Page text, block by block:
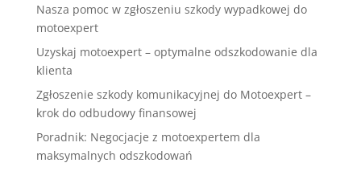
Nasza pomoc w zgłoszeniu szkody wypadkowej do
motoexpert
Uzyskaj motoexpert – optymalne odszkodowanie dla
klienta
Zgłoszenie szkody komunikacyjnej do Motoexpert –
krok do odbudowy finansowej
Poradnik: Negocjacje z motoexpertem dla
maksymalnych odszkodowań